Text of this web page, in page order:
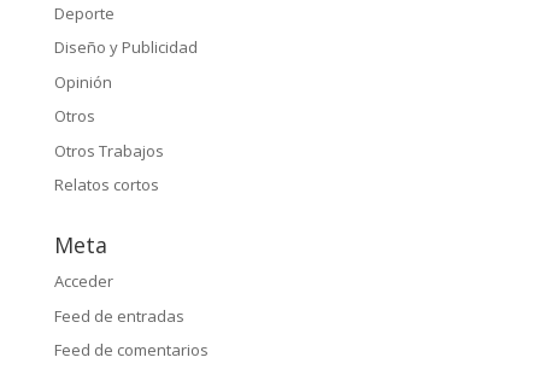
Deporte
Diseño y Publicidad
Opinión
Otros
Otros Trabajos
Relatos cortos
Meta
Acceder
Feed de entradas
Feed de comentarios